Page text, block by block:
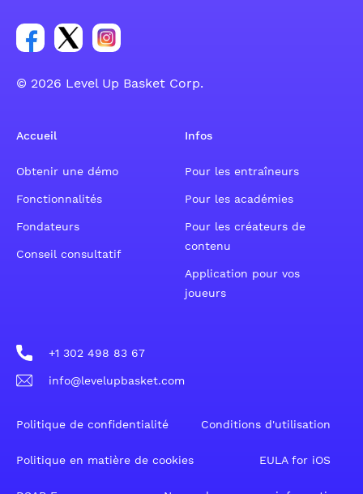
Lien vers le groupe du compte Facebook
Lien vers le groupe du compte Tweeter
Lien vers le groupe du compte Instagram
© 2026 Level Up Basket Corp.
Accueil
Obtenir une démo
Fonctionnalités
Fondateurs
Conseil consultatif
Infos
Pour les entraîneurs
Pour les académies
Pour les créateurs de
contenu
Application pour vos
joueurs
+1 302 498 83 67
info@levelupbasket.com
Politique de confidentialité Conditions d'utilisation
Politique en matière de cookies EULA for iOS